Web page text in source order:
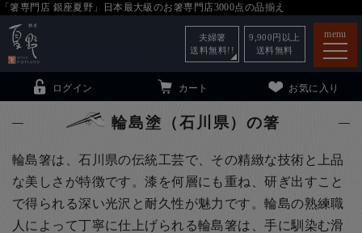
「箸専門店 銀座夏野」日本最大級のお箸専門店3000点の品揃え
menu
箸（贈答用・自宅用）
子供和食器 （贈答用・自宅用）
ログイン カート お気に入り
夫婦箸
送料無料!!
9,900 円以上
送料無料
輪島塗（石川県）の箸
輪島箸は、石川県の伝統工芸で、その精緻な技術と上品
な美しさが特徴です。漆を何層にも重ね、研ぎ出すこと
で得られる深い光沢と耐久性が魅力です。輪島の熟練職
人によって丁寧に仕上げられる輪島箸は、手に馴染む滑